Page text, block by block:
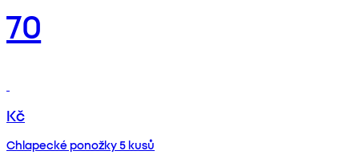
70
Kč
Chlapecké ponožky 5 kusů